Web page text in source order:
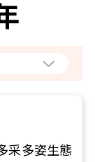
采多姿生態